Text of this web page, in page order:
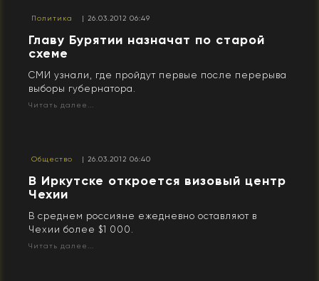
Политика | 26.03.2012 06:49
Главу Бурятии назначат по старой
схеме
СМИ узнали, где пройдут первые после перерыва
выборы губернатора.
Читать далее...
Общество | 26.03.2012 06:40
В Иркутске откроется визовый центр
Чехии
В среднем россияне ежедневно оставляют в
Чехии более $1 000.
Читать далее...